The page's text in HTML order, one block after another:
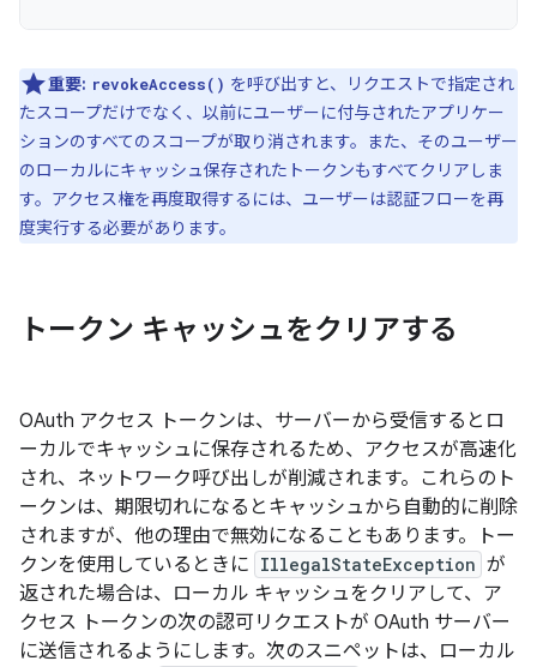
重要: revokeAccess() を呼び出すと、リクエストで指定され
たスコープだけでなく、以前にユーザーに付与されたアプリケー
ションのすべてのスコープが取り消されます。また、そのユーザー
のローカルにキャッシュ保存されたトークンもすべてクリアしま
す。アクセス権を再度取得するには、ユーザーは認証フローを再
度実行する必要があります。
トークン キャッシュをクリアする
OAuth アクセス トークンは、サーバーから受信するとロ
ーカルでキャッシュに保存されるため、アクセスが高速化
され、ネットワーク呼び出しが削減されます。これらのト
ークンは、期限切れになるとキャッシュから自動的に削除
されますが、他の理由で無効になることもあります。トー
クンを使用しているときに IllegalStateException が
返された場合は、ローカル キャッシュをクリアして、ア
クセス トークンの次の認可リクエストが OAuth サーバー
に送信されるようにします。次のスニペットは、ローカル